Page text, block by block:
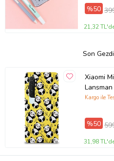
%50
21,32
Son
Xiaomi
Lansman
Kadife
Kargo ile
%50
31,98